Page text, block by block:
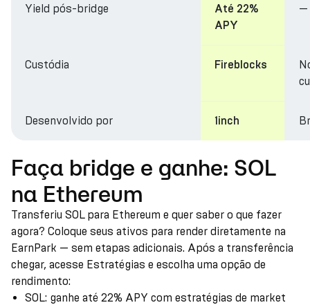
Yield pós-bridge
Até 22%
APY
—
Custódia Fireblocks
Desenvolvido por 1inch
Faça bridge e ganhe: SOL
na Ethereum
Transferiu SOL para Ethereum e quer saber o que fazer
agora? Coloque seus ativos para render diretamente na
EarnPark — sem etapas adicionais. Após a transferência
chegar, acesse Estratégias e escolha uma opção de
rendimento:
SOL: ganhe até 22% APY com estratégias de market